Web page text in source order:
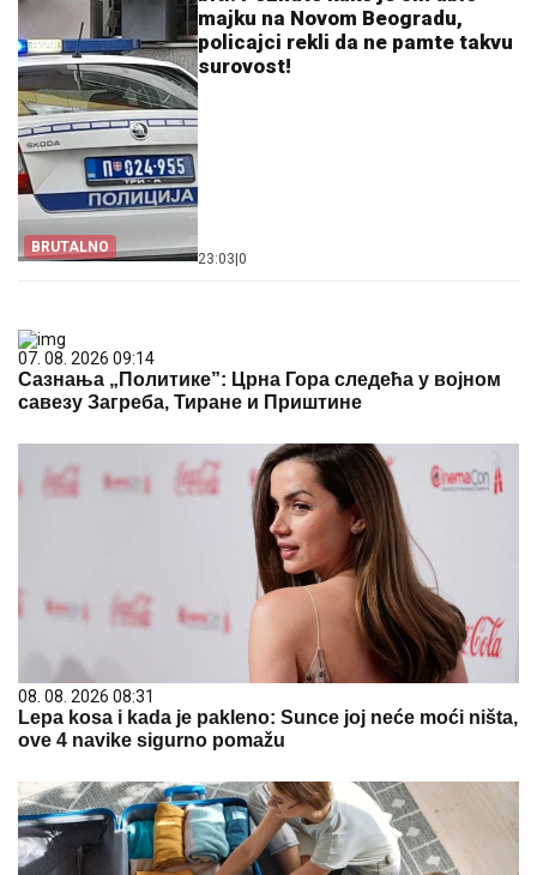
BRUTALNO
majku na Novom Beogradu,
policajci rekli da ne pamte takvu
surovost!
23:03 0
07. 08. 2026 09:14
Сазнања „Политике”: Црна Гора следећа у војном
савезу Загреба, Тиране и Приштине
08. 08. 2026 08:31
Lepa kosa i kada je pakleno: Sunce joj neće moći ništa,
ove 4 navike sigurno pomažu